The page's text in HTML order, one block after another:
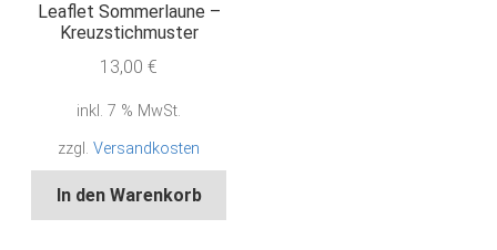
Leaflet Sommerlaune –
Kreuzstichmuster
13,00€
inkl. 7 % MwSt.
zzgl.Versandkosten
In den Warenkorb